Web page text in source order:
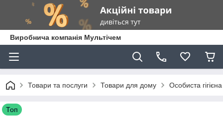
Виробнича компанія Мультічем
Товари та послуги Товари для дому Особиста гігієна
Топ